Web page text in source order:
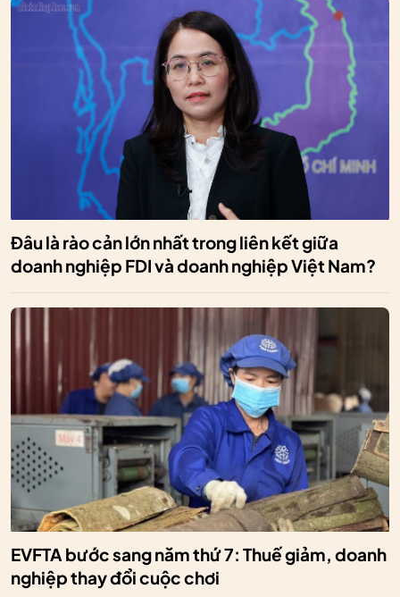
Đâu là rào cản lớn nhất trong liên kết giữa
doanh nghiệp FDI và doanh nghiệp Việt Nam?
EVFTA bước sang năm thứ 7: Thuế giảm, doanh
nghiệp thay đổi cuộc chơi